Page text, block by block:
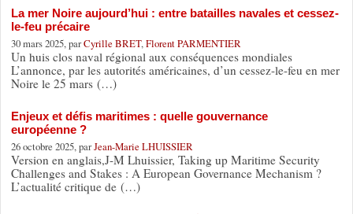
La mer Noire aujourd’hui : entre batailles navales et cessez-
le-feu précaire
30 mars 2025, parCyrille BRET, Florent PARMENTIER
Un huis clos naval régional aux conséquences mondiales
L’annonce, par les autorités américaines, d’un cessez-le-feu en mer
Noire le 25 mars (…)
Enjeux et défis maritimes : quelle gouvernance
européenne ?
26 octobre 2025, parJean-Marie LHUISSIER
Version en anglais,J-M Lhuissier, Taking up Maritime Security
Challenges and Stakes : A European Governance Mechanism ?
L’actualité critique de (…)